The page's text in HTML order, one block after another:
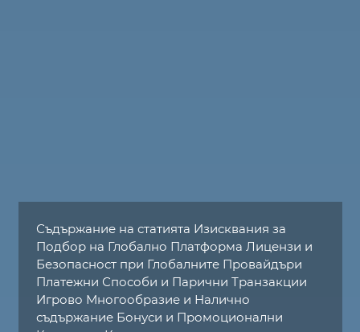
Съдържание на статията Изисквания за
Подбор на Глобално Платформа Лицензи и
Безопасност при Глобалните Провайдъри
Платежни Способи и Парични Транзакции
Игрово Многообразие и Налично
съдържание Бонуси и Промоционални